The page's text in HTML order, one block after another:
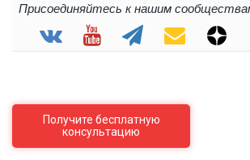
Присоединяйтесь к нашим
Получите бесплатную
консультацию